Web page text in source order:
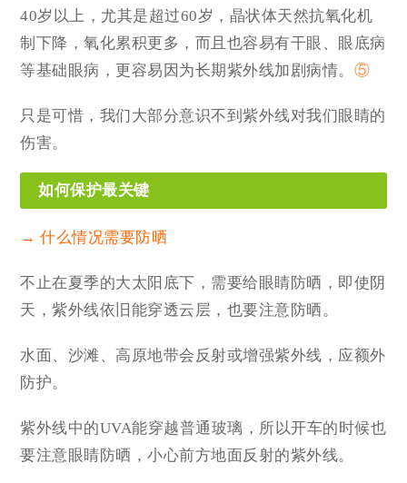
40岁以上，尤其是超过60岁，晶状体天然抗氧化机
制下降，氧化累积更多，而且也容易有干眼、眼底病
等基础眼病，更容易因为长期紫外线加剧病情。 ⑤
只是可惜，我们大部分意识不到紫外线对我们眼睛的
伤害。
如何保护最关键
→ 什么情况需要防晒
不止在夏季的大太阳底下，需要给眼睛防晒，即使阴
天，紫外线依旧能穿透云层，也要注意防晒。
水面、沙滩、高原地带会反射或增强紫外线，应额外
防护。
紫外线中的UVA能穿越普通玻璃，所以开车的时候也
要注意眼睛防晒，小心前方地面反射的紫外线。